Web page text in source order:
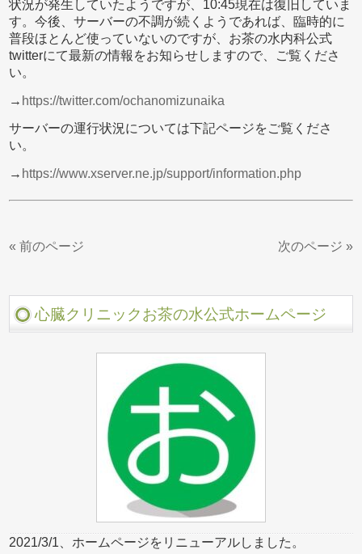
状況が発生していたようですが、10:45現在は復旧していま
す。今後、サーバーの不調が続くようであれば、臨時的に
普段ほとんど使っていないのですが、お茶の水内科公式
twitterにて最新の情報をお知らせしますので、ご覧くださ
い。
→ https://twitter.com/ochanomizunaika
サーバーの運行状況については下記ページをご覧くださ
い。
→ https://www.xserver.ne.jp/support/information.php
« 前のページ 次のページ »
心臓クリニックお茶の水公式ホームページ
2021/3/1、ホームページをリニューアルしました。